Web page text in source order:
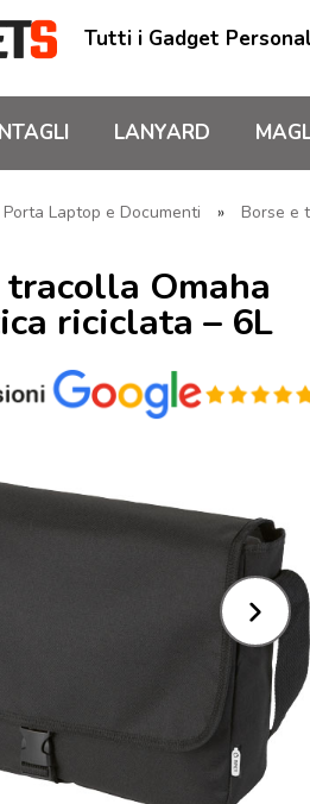
Tutti i Gadget
LANYARD
Porta Laptop e Documenti » Borse e
tracolla Omaha
riciclata – 6L